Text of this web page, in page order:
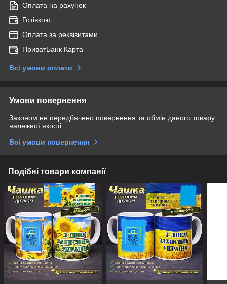
Оплата на рахунок
Готівкою
Оплата за реквізитами
ПриватБанк Карта
Всі умови оплати
Умови повернення
Законом не передбачено повернення та обмін даного товару
належної якості
Всі умови повернення
Подібні товари компанії